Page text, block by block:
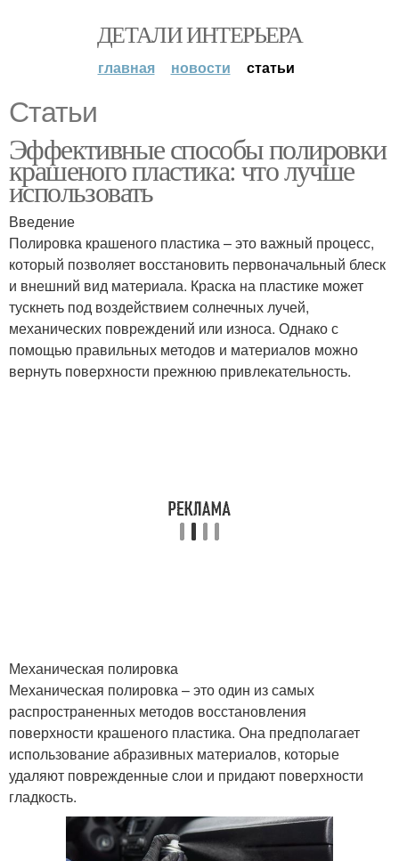
ДЕТАЛИ ИНТЕРЬЕРА
главная новости статьи
Статьи
Эффективные способы полировки
крашеного пластика: что лучше
использовать
Введение
Полировка крашеного пластика – это важный процесс,
который позволяет восстановить первоначальный блеск
и внешний вид материала. Краска на пластике может
тускнеть под воздействием солнечных лучей,
механических повреждений или износа. Однако с
помощью правильных методов и материалов можно
вернуть поверхности прежнюю привлекательность.
Механическая полировка
Механическая полировка – это один из самых
распространенных методов восстановления
поверхности крашеного пластика. Она предполагает
использование абразивных материалов, которые
удаляют поврежденные слои и придают поверхности
гладкость.